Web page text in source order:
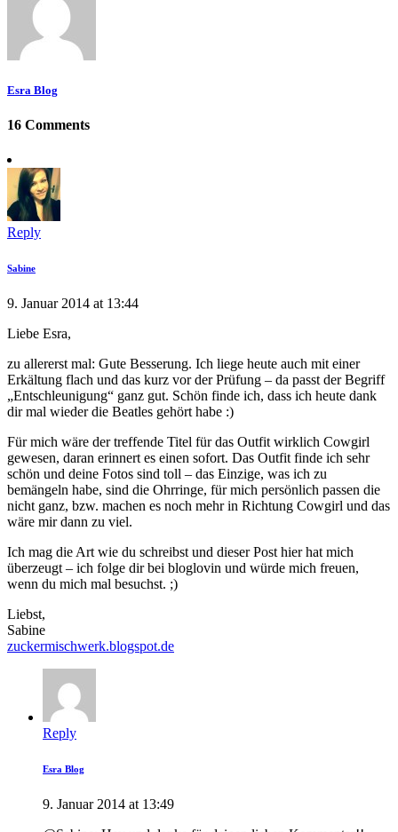
Esra Blog
16 Comments
Reply
Sabine
9. Januar 2014 at 13:44
Liebe Esra,
zu allererst mal: Gute Besserung. Ich liege heute auch mit einer
Erkältung flach und das kurz vor der Prüfung – da passt der Begriff
„Entschleunigung“ ganz gut. Schön finde ich, dass ich heute dank
dir mal wieder die Beatles gehört habe :)
Für mich wäre der treffende Titel für das Outfit wirklich Cowgirl
gewesen, daran erinnert es einen sofort. Das Outfit finde ich sehr
schön und deine Fotos sind toll – das Einzige, was ich zu
bemängeln habe, sind die Ohrringe, für mich persönlich passen die
nicht ganz, bzw. machen es noch mehr in Richtung Cowgirl und das
wäre mir dann zu viel.
Ich mag die Art wie du schreibst und dieser Post hier hat mich
überzeugt – ich folge dir bei bloglovin und würde mich freuen,
wenn du mich mal besuchst. ;)
Liebst,
Sabine
zuckermischwerk.blogspot.de
Reply
Esra Blog
9. Januar 2014 at 13:49